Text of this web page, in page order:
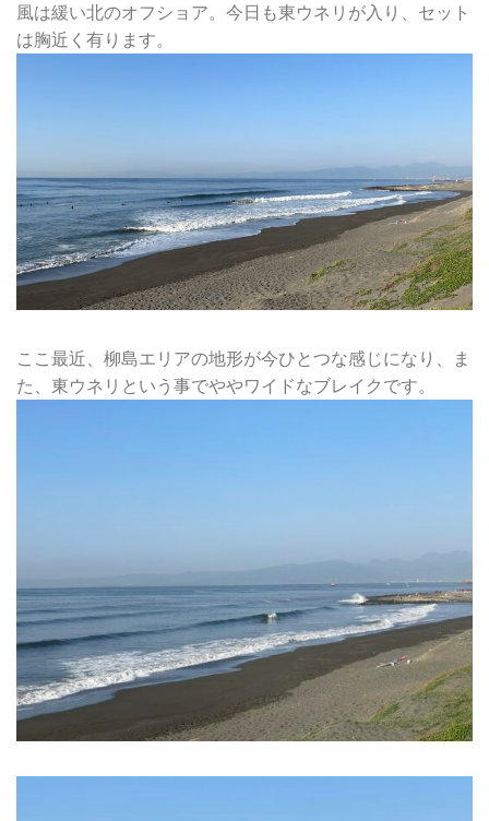
風は緩い北のオフショア。今日も東ウネリが入り、セット
は胸近く有ります。
ここ最近、柳島エリアの地形が今ひとつな感じになり、ま
た、東ウネリという事でややワイドなブレイクです。